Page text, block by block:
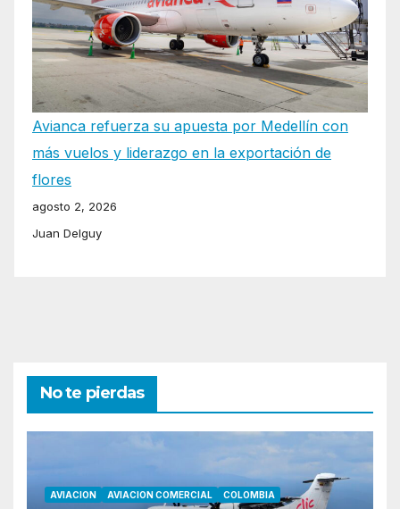
Avianca refuerza su apuesta por Medellín con
más vuelos y liderazgo en la exportación de
flores
agosto 2, 2026
Juan Delguy
No te pierdas
AVIACION AVIACION COMERCIAL COLOMBIA